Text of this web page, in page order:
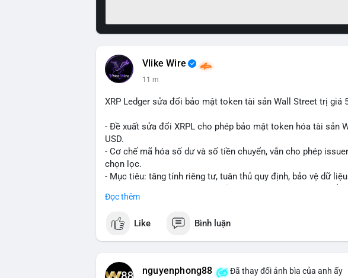
Vlike Wire
11 m
XRP Ledger sửa đổi bảo mật token tài sản Wall Street trị giá
- Đề xuất sửa đổi XRPL cho phép bảo mật token hóa tài sản
USD.
- Cơ chế mã hóa số dư và số tiền chuyển, vẫn cho phép
chọn lọc.
- Mục tiêu: tăng tính riêng tư, tuân thủ quy định, bảo vệ dữ
$xrp
#vlikevn
Đọc thêm
Like Bình luận
nguyenphong88 Đã thay đổi ảnh bìa của anh ấy